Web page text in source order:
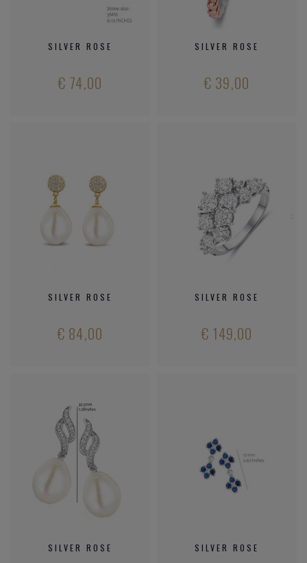
SILVER ROSE
€ 74,00
SILVER ROSE
€ 39,00
SILVER ROSE
€ 84,00
SILVER ROSE
€ 149,00
SILVER ROSE SILVER ROSE